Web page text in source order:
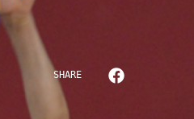
SHARE